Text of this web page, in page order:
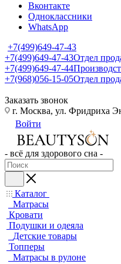
Вконтакте
Одноклассники
WhatsApp
+7(499)649-47-43
+7(499)649-47-43Отдел
+7(499)649-47-44
+7(968)056-15-05Отдел
Заказать звонок
г. Москва, ул. Фридриха
Войти
- всё для здорового сна -
Каталог
Матрасы
Кровати
Подушки и одеяла
Детские товары
Топперы
Матрасы в рулоне